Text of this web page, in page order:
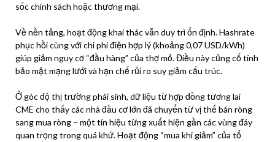
sốc chính sách hoặc thương mại.
Về nền tảng, hoạt động khai thác vẫn duy trì ổn định. Hashrate
phục hồi cùng với chi phí điện hợp lý (khoảng 0,07 USD/kWh)
giúp giảm nguy cơ “đầu hàng” của thợ mỏ. Điều này củng cố tính
bảo mật mạng lưới và hạn chế rủi ro suy giảm cấu trúc.
Ở góc độ thị trường phái sinh, dữ liệu từ hợp đồng tương lai
CME cho thấy các nhà đầu cơ lớn đã chuyển từ vị thế bán ròng
sang mua ròng – một tín hiệu từng xuất hiện gần các vùng đáy
quan trọng trong quá khứ. Hoạt động “mua khi giảm” của tổ